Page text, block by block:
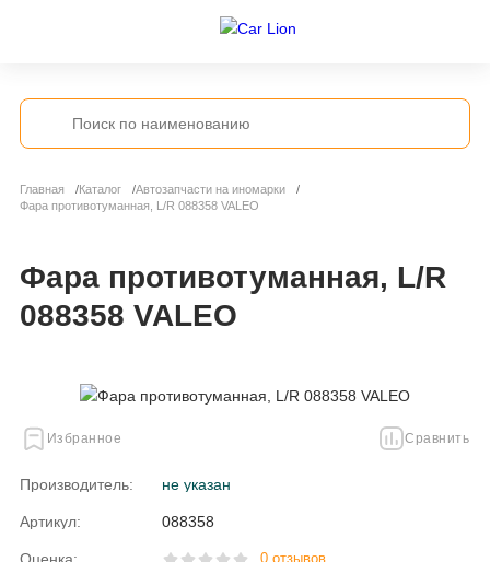
Главная Каталог
Автозапчасти на иномарки
Фара противотуманная, L/R 088358 VALEO
Фара противотуманная, L/R
088358 VALEO
Избранное Сравнить
Производитель: не указан
Артикул: 088358
0 отзывов